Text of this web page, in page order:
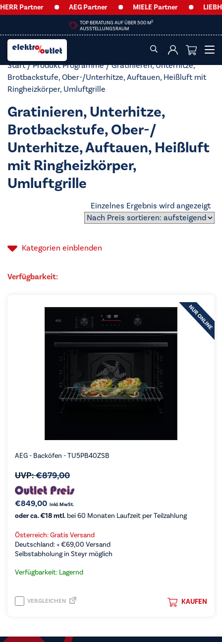
Partner AEG Partner MIELE Partner
TOP BERATUNG AUF ÜBER 500 M2
AUSSTELLUNGSRAUM
Start/ Produkt Programme / Gratinieren, Unterhitze,
Brotbackstufe, Ober-/​Unterhitze, Auftauen, Heißluft mit
Ringheizkörper, Umluftgrille
Gratinieren, Unterhitze,
Brotbackstufe, Ober-/​
Unterhitze, Auftauen, Heißluft
mit Ringheizkörper,
Umluftgrille
Einzelnes Ergebnis wird angezeigt
Kategorien einblenden
Verfügbarkeit:
AEG - Backöfen - TU5PB40ZSB
UVP:€879,00
€849,00 inkl. MwSt.
oder ca. €18 mtl. bei 60 Monaten Laufzeit per Teilzahlung
Österreich: Gratis Versand
Deutschland: +€69,00 Versand
Selbstabholung in Steyr möglich
Verfügbarkeit: Lagernd
KAUFEN
VERGLEICHEN